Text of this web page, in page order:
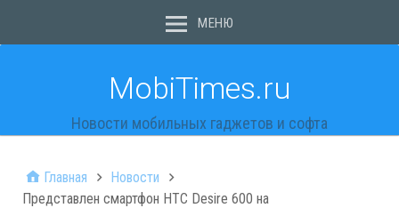
МЕНЮ
MobiTimes.ru
Новости мобильных гаджетов и софта
Главная
Новости
Представлен смартфон HTC Desire 600 на